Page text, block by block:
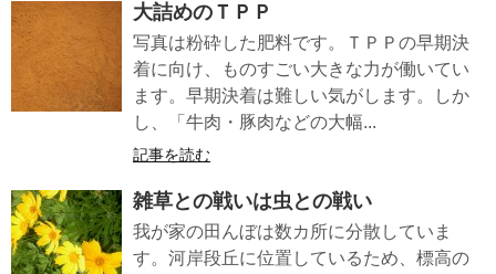
大詰めのＴＰＰ
写真は粉砕した肥料です。ＴＰＰの早期決
着に向け、ものすごい大きな力が働いてい
ます。早期決着は難しい気がします。しか
し、「牛肉・豚肉などの大幅...
記事を読む
雑草との戦いは虫との戦い
我が家の田んぼは数カ所に分散していま
す。河岸段丘に位置しているため、標高の